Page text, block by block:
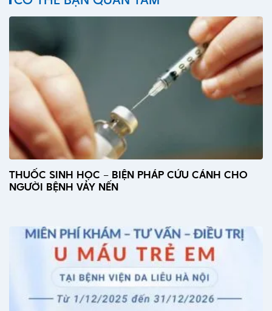
THUỐC SINH HỌC – BIỆN PHÁP CỨU CÁNH CHO
NGƯỜI BỆNH VẢY NẾN